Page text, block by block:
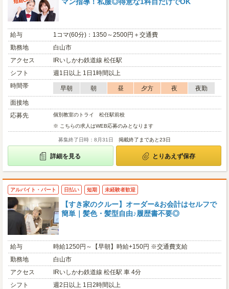
給与
1コマ(60分)：1350～2500円＋交通費
勤務地
白山市
アクセス
IRいしかわ鉄道線 松任駅
シフト
週1日以上 1日1時間以上
時間帯
早朝 朝 昼 夕方 夜
夜勤
面接地
応募先
個別教室のトライ 松任駅前校
※ こちらの求人はWEB応募のみとなります
募集終了日時：8月31日 掲載終了まであと23日
詳細を見る とりあえず保存
アルバイト・パート 日払い 短期 未経験者歓迎
【すき家のクルー】オーダー&お会計はセルフで
簡単｜髪色・髪型自由♪履歴書不要◎
給与
時給1250円～【早朝】時給+150円 ※交通費支給
勤務地
白山市
アクセス
IRいしかわ鉄道線 松任駅 車 4分
シフト
週2日以上 1日2時間以上